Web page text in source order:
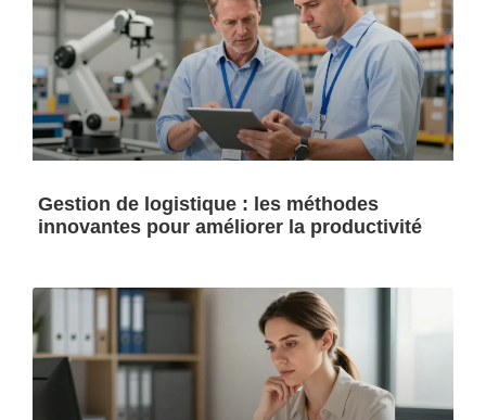
Gestion de logistique : les méthodes
innovantes pour améliorer la productivité